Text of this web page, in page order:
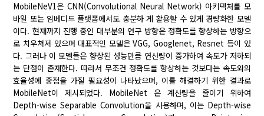
MobileNeV1은 CNN(Convolutional Neural Network) 아키텍처를 모
바일 또는 임베디드 플랫폼에서도 충분하 게 활용할 수 있게 경량화한 모델
이다. 현재까지 진행 중인 대부분의 연구 방향은 정확도를 향상하는 방향으
로 치우쳐져 있으며 대표적인 모델은 VGG, Googlenet, Resnet 등이 있
다. 그러나 이 모델들은 향상된 성능만큼 연산량이 증가하여 속도가 저하되
는 단점이 존재한다. 따라서 무조건 정확도를 향상하는 것보다는 속도와의
효율성에 중점을 가질 필요성이 나타났으며, 이를 해결하기 위한 결과로
MobileNet이 제시되었다. MobileNet 은 계산량을 줄이기 위하여
Depth-wise Separable Convolution을 사용하며, 이는 Depth-wise